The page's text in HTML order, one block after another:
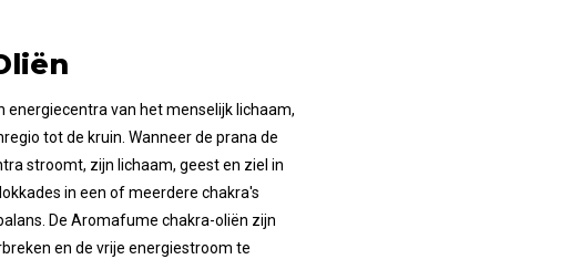
energiecentra van het menselijk lichaam,
tot de kruin. Wanneer de prana de
stroomt, zijn lichaam, geest en ziel in
in een of meerdere chakra's
De Aromafume chakra-oliën zijn
en de vrije energiestroom te